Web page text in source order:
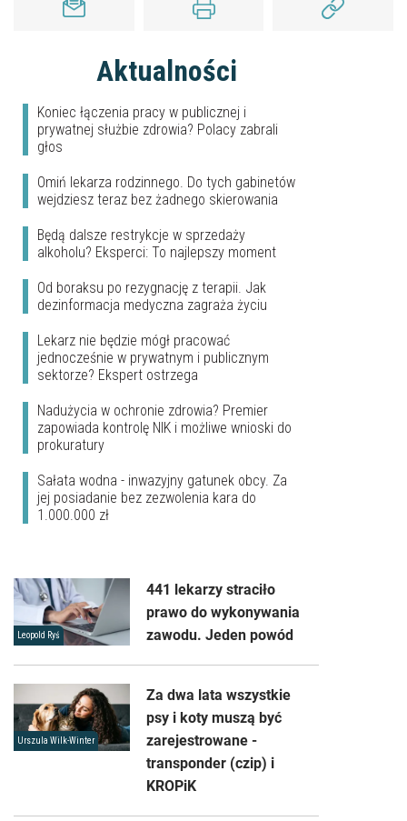
Aktualności
Koniec łączenia pracy w publicznej i
prywatnej służbie zdrowia? Polacy zabrali
głos
Omiń lekarza rodzinnego. Do tych gabinetów
wejdziesz teraz bez żadnego skierowania
Będą dalsze restrykcje w sprzedaży
alkoholu? Eksperci: To najlepszy moment
Od boraksu po rezygnację z terapii. Jak
dezinformacja medyczna zagraża życiu
Lekarz nie będzie mógł pracować
jednocześnie w prywatnym i publicznym
sektorze? Ekspert ostrzega
Nadużycia w ochronie zdrowia? Premier
zapowiada kontrolę NIK i możliwe wnioski do
prokuratury
Sałata wodna - inwazyjny gatunek obcy. Za
jej posiadanie bez zezwolenia kara do
1.000.000 zł
Leopold Ryś
441 lekarzy straciło
prawo do wykonywania
zawodu. Jeden powód
Urszula Wilk-Winter
Za dwa lata wszystkie
psy i koty muszą być
zarejestrowane -
transponder (czip) i
KROPiK